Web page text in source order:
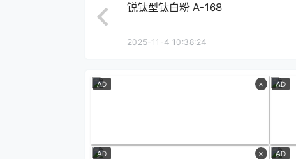
锐钛型钛白粉 A-168
2025-11-4 10:38:24
×
AD AD
×
AD AD